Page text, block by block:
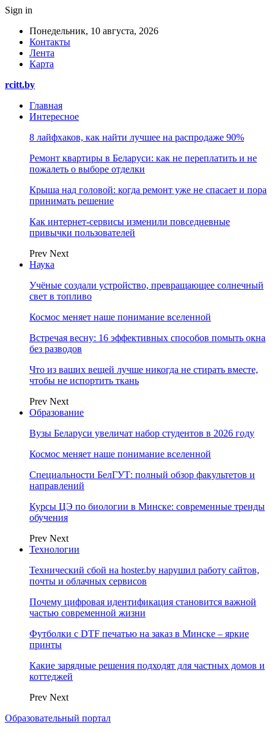
Sign in
Понедельник, 10 августа, 2026
Контакты
Лента
Карта
rcitt.by
Главная
Интересное
8 лайфхаков, как найти лучшее на распродаже 90%
Ремонт квартиры в Беларуси: как не переплатить и не
пожалеть о выборе отделки
Крыша над головой: когда ремонт уже не спасает и пора
принимать решение
Как интернет-сервисы изменили повседневные
привычки пользователей
Prev Next
Наука
Учёные создали устройство, превращающее солнечный
свет в топливо
Космос меняет наше понимание вселенной
Встречая весну: 16 эффективных способов помыть окна
без разводов
Что из ваших вещей лучше никогда не стирать вместе,
чтобы не испортить ткань
Prev Next
Образование
Вузы Беларуси увеличат набор студентов в 2026 году
Космос меняет наше понимание вселенной
Специальности БелГУТ: полный обзор факультетов и
направлений
Курсы ЦЭ по биологии в Минске: современные тренды
обучения
Prev Next
Технологии
Технический сбой на hoster.by нарушил работу сайтов,
почты и облачных сервисов
Почему цифровая идентификация становится важной
частью современной жизни
Футболки с DTF печатью на заказ в Минске – яркие
принты
Какие зарядные решения подходят для частных домов и
коттеджей
Prev Next
Образовательный портал